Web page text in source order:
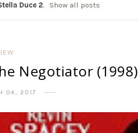
Duce 2. Show all posts
Negotiator (1998)
04, 2017